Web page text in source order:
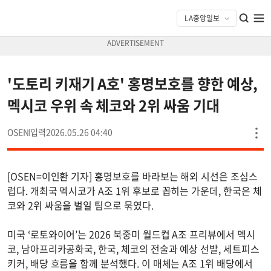
'도토리 키재기 A호' 홍명보호를 향한 예상,
멕시코 우위 속 체코와 2위 싸움 기대
OSEN 2026.05.26 04:40
[OSEN=이인환 기자] 홍명보호를 바라보는 해외 시선은 조심스
럽다. 개최국 멕시코가 A조 1위 후보로 꼽히는 가운데, 한국은 체
코와 2위 싸움을 벌일 팀으로 묶였다.
미국 ‘로토와이어’는 2026 북중미 월드컵 A조 프리뷰에서 멕시
코, 남아프리카공화국, 한국, 체코의 전술과 예상 선발, 세트피스
키커, 배당 흐름을 함께 분석했다. 이 매체는 A조 1위 배당에서